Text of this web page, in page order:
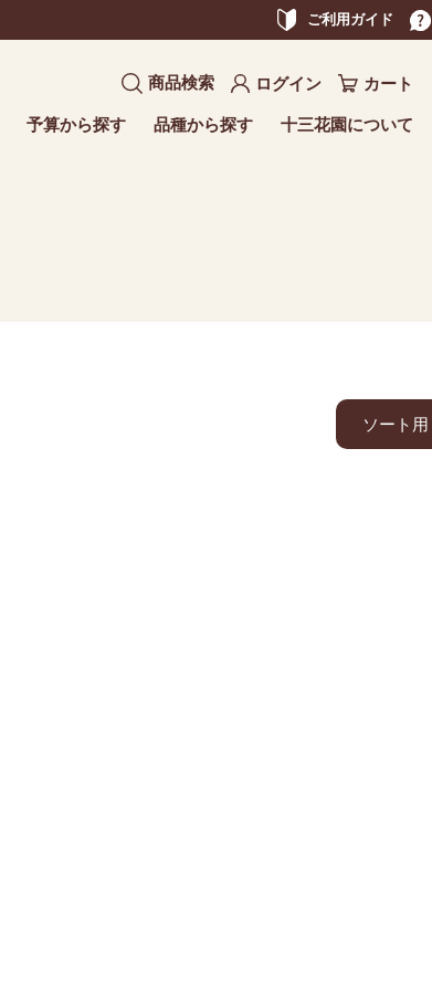
ご利用ガイド
商品検索 ログイン カート
予算から探す 品種から探す 十三花園について
ソート用